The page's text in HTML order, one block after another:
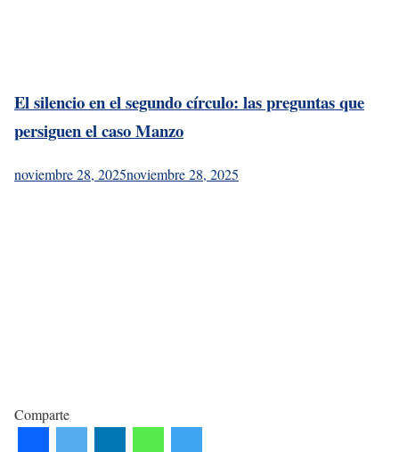
El silencio en el segundo círculo: las preguntas que
persiguen el caso Manzo
noviembre 28, 2025noviembre 28, 2025
Comparte